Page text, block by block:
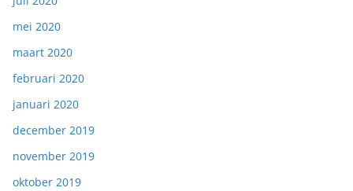
mei 2020
maart 2020
februari 2020
januari 2020
december 2019
november 2019
oktober 2019